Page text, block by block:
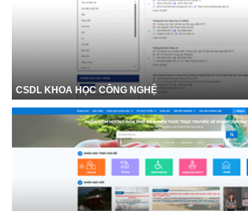
CSDL KHOA HỌC CÔNG NGHỆ